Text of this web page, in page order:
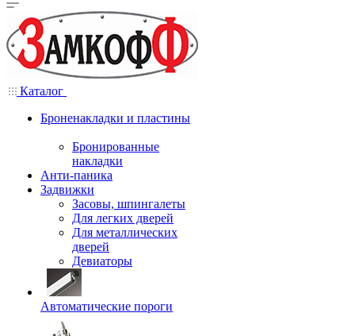
Каталог
Броненакладки и пластины
Бронированные
накладки
Анти-паника
Задвижки
Засовы, шпингалеты
Для легких дверей
Для металлических
дверей
Девиаторы
Автоматические пороги